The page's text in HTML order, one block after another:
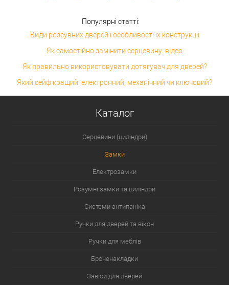
Популярні статті:
Види розсувних дверей і особливості їх конструкції
Як самостійно замінити серцевину: відео
Як правильно використовувати дотягувач для дверей?
Який сейф кращий: електронний, механічний чи ключовий?
Каталог
Серцевини (циліндри)
Замки
Електрозамки
Розумні замки та циліндри
Системи антипаніка
Ручки для дверей та вікон
Ручки для меблів
Броненакладки
Завіси для дверей